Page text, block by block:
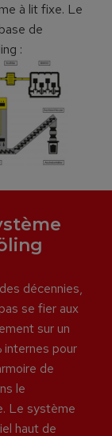
à lit fixe. Le
de
:
décennies,
se fier aux
sur un
internes pour
de
le
Le système
haut de